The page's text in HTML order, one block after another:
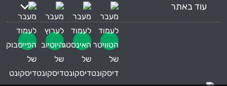
עוד באתר